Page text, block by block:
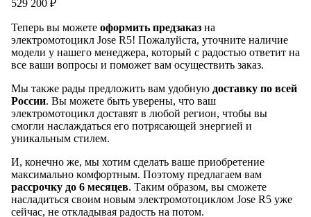
529 200 ₽
Теперь вы можете оформить предзаказ на
электромотоцикл Jose R5! Пожалуйста, уточните наличие
модели у нашего менеджера, который с радостью ответит на
все ваши вопросы и поможет вам осуществить заказ.
Мы также рады предложить вам удобную доставку по всей
России. Вы можете быть уверены, что ваш
электромотоцикл доставят в любой регион, чтобы вы
смогли наслаждаться его потрясающей энергией и
уникальным стилем.
И, конечно же, мы хотим сделать ваше приобретение
максимально комфортным. Поэтому предлагаем вам
рассрочку до 6 месяцев. Таким образом, вы сможете
насладиться своим новым электромотоциклом Jose R5 уже
сейчас, не откладывая радость на потом.